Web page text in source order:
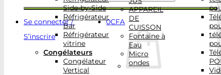
Se connecter /
S’inscrire
0CFA
Side-by-Side
Réfrigérateur
Bar
Réfrigérateur
vitrine
Congélateurs
Congélateur
Vertical
APPAREIL
DE
CUISSON
Fontaine à
Eau
Micro
ondes